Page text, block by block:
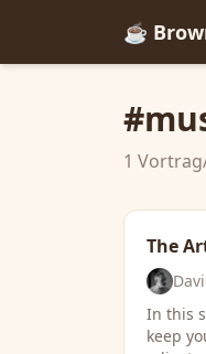
☕
1
The
In this
keep